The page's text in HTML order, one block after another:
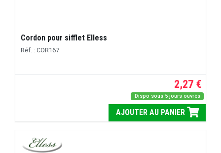
Cordon pour sifflet Elless
Réf. : COR167
2,27 €
Dispo sous 5 jours ouvrés
AJOUTER AU PANIER